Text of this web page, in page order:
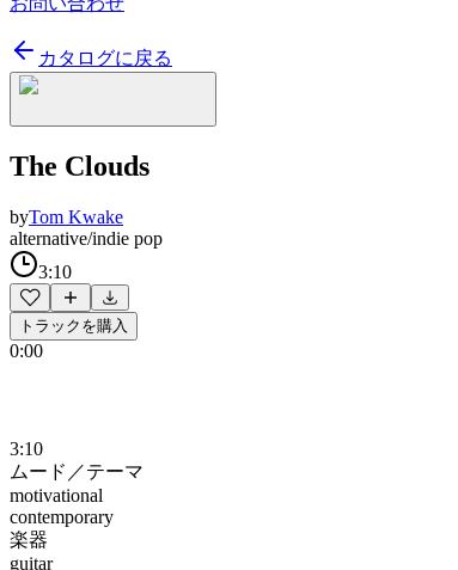
カタログに戻る
The Clouds
byTom Kwake
alternative/indie pop
3:10
トラックを購入
0:00
3:10
ムード／テーマ
motivational
contemporary
楽器
guitar